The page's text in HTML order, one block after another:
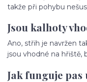
takže při pohybu
Jsou kalhoty
Ano, střih je navržen
jsou vhodné na hřiště,
Jak funguje